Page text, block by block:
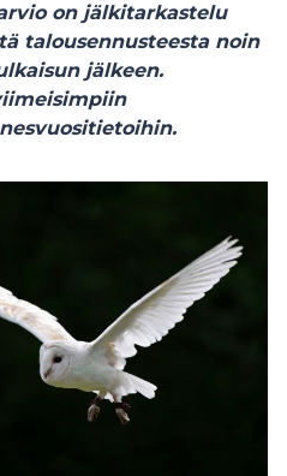
on jälkitarkastelu
talousennusteesta noin
jälkeen.